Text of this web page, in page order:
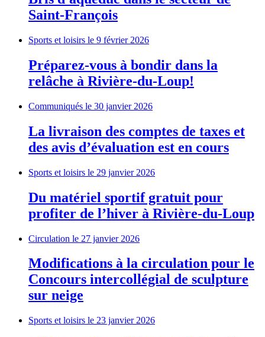
Saint-François
Sports et loisirs le 9 février 2026
Préparez-vous à bondir dans la
relâche à Rivière-du-Loup!
Communiqués le 30 janvier 2026
La livraison des comptes de taxes et
des avis d’évaluation est en cours
Sports et loisirs le 29 janvier 2026
Du matériel sportif gratuit pour
profiter de l’hiver à Rivière-du-Loup
Circulation le 27 janvier 2026
Modifications à la circulation pour le
Concours intercollégial de sculpture
sur neige
Sports et loisirs le 23 janvier 2026